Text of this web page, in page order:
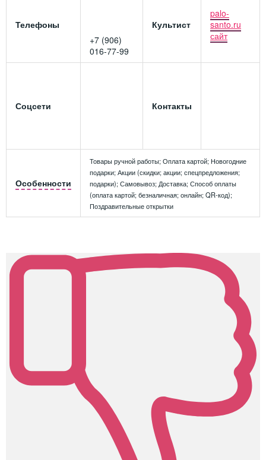
Телефоны
+7 (906)
016-77-99
Культист
palo-
santo.ru
сайт
Соцсети Контакты
Особенности
Товары ручной работы; Оплата картой; Новогодние
подарки; Акции (скидки; акции; спецпредложения;
подарки); Самовывоз; Доставка; Способ оплаты
(оплата картой; безналичная; онлайн; QR-код);
Поздравительные открытки